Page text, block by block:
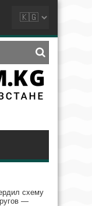
схему
—